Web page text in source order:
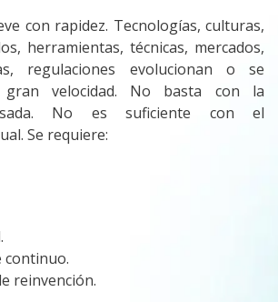
con rapidez. Tecnologías, culturas,
herramientas, técnicas, mercados,
regulaciones evolucionan o se
velocidad. No basta con la
No es suficiente con el
Se requiere:
continuo.
reinvención.